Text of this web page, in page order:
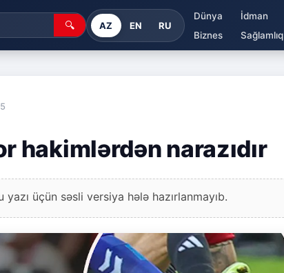
🔍 AZ EN RU
Dünya İdman
Biznes
Sağlamlıq
hakimlərdən narazıdır
yazı üçün səsli versiya hələ hazırlanmayıb.